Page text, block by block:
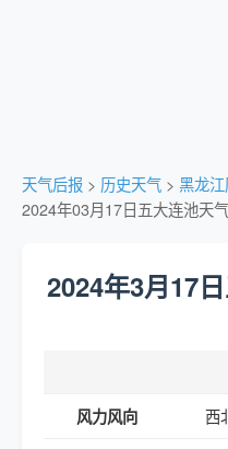
天气后报 > 历史天气 > 黑龙
2024年03月17日五大连池天气
2024年3月17
风力风向 西